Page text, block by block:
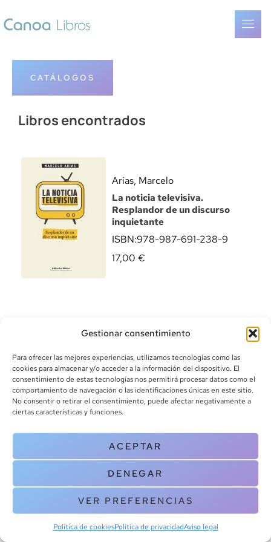
Gestionar consentimiento
Para ofrecer las mejores experiencias, utilizamos tecnologías como las
cookies para almacenar y/o acceder a la información del dispositivo. El
consentimiento de estas tecnologías nos permitirá procesar datos como el
comportamiento de navegación o las identificaciones únicas en este sitio.
No consentir o retirar el consentimiento, puede afectar negativamente a
ciertas características y funciones.
ACEPTAR
DENEGAR
VER PREFERENCIAS
Política de cookiesPolítica de privacidadAviso legal
CATÁLOGOS
Libros encontrados
Arias, Marcelo
La noticia televisiva.
Resplandor de un discurso
inquietante
ISBN:978-987-691-238-9
17,00 €
info@canoalibros.com
pedidos@canoalibros.com
+34 934 242 391
CONTACTO
Copyright © 2025 Canoa Libros. All Rights Reserved |
cookies
| Aviso legal